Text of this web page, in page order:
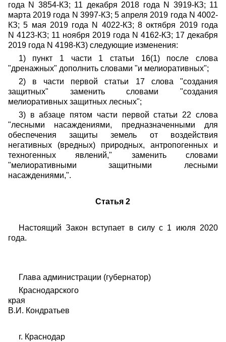
года N 3854-КЗ; 11 декабря 2018 года N 3919-КЗ; 11
марта 2019 года N 3997-КЗ; 5 апреля 2019 года N 4002-
КЗ; 5 мая 2019 года N 4022-КЗ; 8 октября 2019 года
N 4123-КЗ; 11 ноября 2019 года N 4162-КЗ; 17 декабря
2019 года N 4198-КЗ) следующие изменения:
1) пункт 1 части 1 статьи 16(1) после слова
"дренажных" дополнить словами "и мелиоративных";
2) в части первой статьи 17 слова "создания
защитных" заменить словами "создания
мелиоративных защитных лесных";
3) в абзаце пятом части первой статьи 22 слова
"лесными насаждениями, предназначенными для
обеспечения защиты земель от воздействия
негативных (вредных) природных, антропогенных и
техногенных явлений," заменить словами
"мелиоративными защитными лесными
насаждениями,".
Статья 2
Настоящий Закон вступает в силу с 1 июля 2020
года.
Глава администрации (губернатор)
Краснодарского
края
В.И. Кондратьев
г. Краснодар